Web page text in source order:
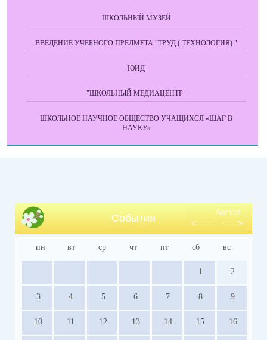
ШКОЛЬНЫЙ МУЗЕЙ
ВВЕДЕНИЕ УЧЕБНОГО ПРЕДМЕТА "ТРУД ( ТЕХНОЛОГИЯ) "
ЮИД
"ШКОЛЬНЫЙ МЕДИАЦЕНТР"
ШКОЛЬНОЕ НАУЧНОЕ ОБЩЕСТВО УЧАЩИХСЯ «ШАГ В
НАУКУ»
События
Август
пн вт ср чт пт сб вс
1 2
3 4 5 6 7 8 9
10 11 12 13 14 15 16